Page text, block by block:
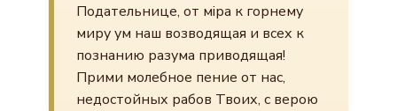
Подательнице, от мiра к горнему
миру ум наш возводящая и всех к
познанию разума приводящая!
Прими молебное пение от нас,
недостойных рабов Твоих, с верою